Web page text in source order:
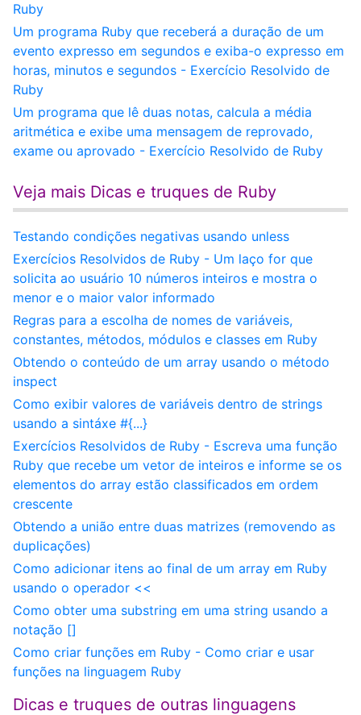
Ruby
Um programa Ruby que receberá a duração de um
evento expresso em segundos e exiba-o expresso em
horas, minutos e segundos - Exercício Resolvido de
Ruby
Um programa que lê duas notas, calcula a média
aritmética e exibe uma mensagem de reprovado,
exame ou aprovado - Exercício Resolvido de Ruby
Veja mais Dicas e truques de Ruby
Testando condições negativas usando unless
Exercícios Resolvidos de Ruby - Um laço for que
solicita ao usuário 10 números inteiros e mostra o
menor e o maior valor informado
Regras para a escolha de nomes de variáveis,
constantes, métodos, módulos e classes em Ruby
Obtendo o conteúdo de um array usando o método
inspect
Como exibir valores de variáveis dentro de strings
usando a sintáxe #{...}
Exercícios Resolvidos de Ruby - Escreva uma função
Ruby que recebe um vetor de inteiros e informe se os
elementos do array estão classificados em ordem
crescente
Obtendo a união entre duas matrizes (removendo as
duplicações)
Como adicionar itens ao final de um array em Ruby
usando o operador <<
Como obter uma substring em uma string usando a
notação []
Como criar funções em Ruby - Como criar e usar
funções na linguagem Ruby
Dicas e truques de outras linguagens